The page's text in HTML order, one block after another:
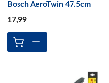
Bosch AeroTwin 47.5cm
17,99